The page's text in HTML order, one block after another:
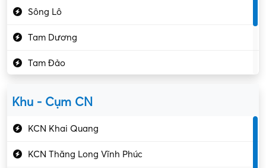
Kiểm soát chất lượng
Kỹ sư cơ khí
Kỹ sư điện
Kỹ thuật cao
Sông Lô
Tam Dương
Tam Đảo
Khu - Cụm CN
KCN Khai Quang
KCN Thăng Long Vĩnh Phúc